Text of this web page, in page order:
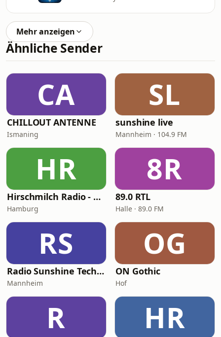
Mehr anzeigen
Ähnliche Sender
CA
CHILLOUT ANTENNE
Ismaning
SL
sunshine live
Mannheim · 104.9 FM
HR
Hirschmilch Radio - Psytrance
Hamburg
8R
89.0 RTL
Halle · 89.0 FM
RS
Radio Sunshine Techno
Mannheim
OG
ON Gothic
Hof
R HR